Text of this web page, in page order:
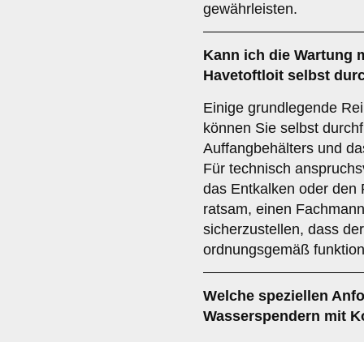
gewährleisten.
Kann ich die Wartung
Havetoftloit selbst
Einige grundlegende
können Sie selbst
Auffangbehälters und
Für technisch
das Entkalken oder den
ratsam, einen
sicherzustellen, dass
ordnungsgemäß
Welche speziellen
Wasserspendern mit